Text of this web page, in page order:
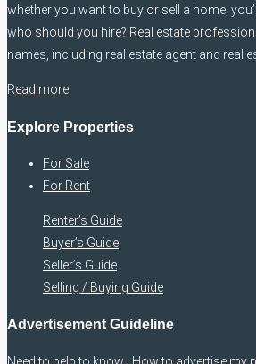
whether you want to buy or sell a home,
who should you hire? Real estate
names, including real estate agent and real
Read more
Explore Properties
For Sale
For Rent
Renter’s Guide
Buyer’s Guide
Seller’s Guide
Selling / Buying Guide
Advertisement Guideline
Need to help to know , How to advertise my